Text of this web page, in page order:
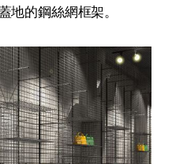
地的鋼絲網框架。